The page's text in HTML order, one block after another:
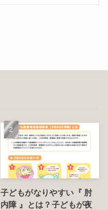
子どもがなりやすい『 肘
内障 』とは？子どもが夜